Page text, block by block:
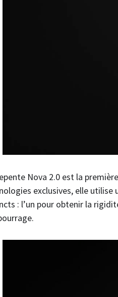
Nova 2.0 est la
exclusives, elle
: l’un pour obtenir la